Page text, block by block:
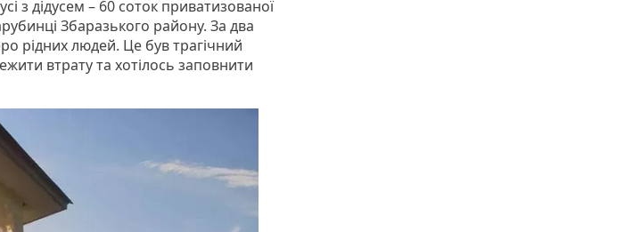
з дідусем – 60 соток приватизованої
Збаразького району. За два
рідних людей. Це був трагічний
втрату та хотілось заповнити